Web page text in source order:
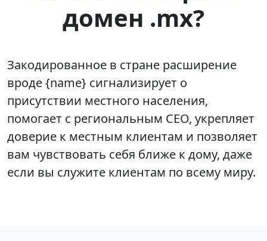
домен .mx?
Закодированное в стране расширение
вроде {name} сигнализирует о
присутствии местного населения,
помогает с региональным СЕО, укрепляет
доверие к местным клиентам и позволяет
вам чувствовать себя ближе к дому, даже
если вы служите клиентам по всему миру.